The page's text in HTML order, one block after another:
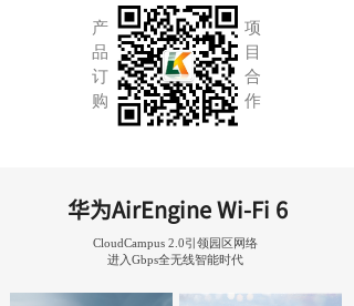
产
品
订
购
项
目
合
作
CloudCampus 2.0引领园区网络
进入Gbps全无线智能时代
华为AirEngine Wi-Fi 6